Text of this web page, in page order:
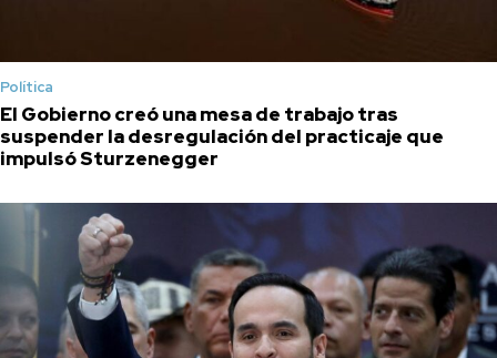
Política
El Gobierno creó una mesa de trabajo tras
suspender la desregulación del practicaje que
impulsó Sturzenegger